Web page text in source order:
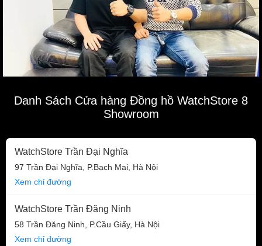
Danh Sách Cửa hàng Đồng hồ WatchStore 8
Showroom
WatchStore Trần Đại Nghĩa
97 Trần Đại Nghĩa, P.Bạch Mai, Hà Nội
Xem chỉ đường
WatchStore Trần Đăng Ninh
58 Trần Đăng Ninh, P.Cầu Giấy, Hà Nội
Xem chỉ đường